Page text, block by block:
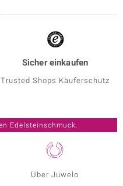
Sicher einkaufen
Trusted Shops Käuferschutz
Über Juwelo